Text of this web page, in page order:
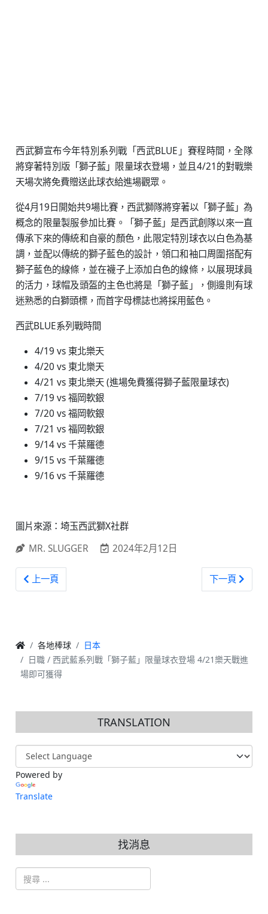
西武獅宣布今年特別系列戰「西武BLUE」賽程時間，全隊
將穿著特別版「獅子藍」限量球衣登場，並且4/21的對戰樂
天場次將免費贈送此球衣給進場觀眾。
從4月19日開始共9場比賽，西武獅隊將穿著以「獅子藍」為
概念的限量製服參加比賽。「獅子藍」是西武創隊以來一直
傳承下來的傳統和自豪的顏色，此限定特別球衣以白色為基
調，並配以傳統的獅子藍色的設計，領口和袖口周圍搭配有
獅子藍色的線條，並在襪子上添加白色的線條，以展現球員
的活力，球帽及頭盔的主色也將是「獅子藍」，側邊則有球
迷熟悉的白獅頭標，而首字母標誌也將採用藍色。
西武BLUE系列戰時間
4/19 vs 東北樂天
4/20 vs 東北樂天
4/21 vs 東北樂天 (進場免費獲得獅子藍限量球衣)
7/19 vs 福岡軟銀
7/20 vs 福岡軟銀
7/21 vs 福岡軟銀
9/14 vs 千葉羅德
9/15 vs 千葉羅德
9/16 vs 千葉羅德
圖片來源：埼玉西武獅X社群
MR. SLUGGER
2024年2月12日
上一篇文章: 日本武士 / 歐洲強化交流戰名單公布 首見大學生
上一頁 下一篇文章:
下一頁
各地棒球
日本
日職 / 西武藍系列戰「獅子藍」限量球衣登場 4/21樂天戰進
場即可獲得
TRANSLATION
Powered by
Translate
找消息
搜索